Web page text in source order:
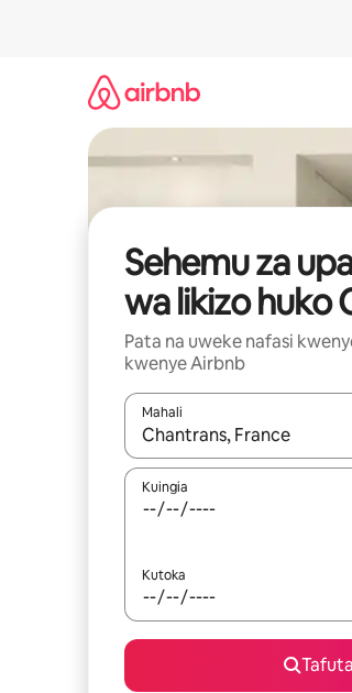
Sehemu za
wa likizo huko
Pata na uweke nafasi
kwenye Airbnb
Mahali
Wakati matokeo
Kuingia
Kutoka
Tafuta